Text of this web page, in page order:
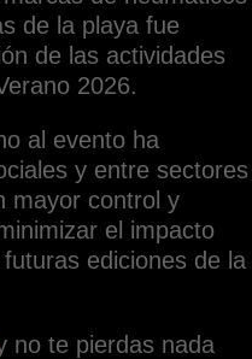
de la playa fue
de las actividades
2026.
al evento ha
y entre sectores
mayor control y
el impacto
ediciones de la
no te pierdas nada